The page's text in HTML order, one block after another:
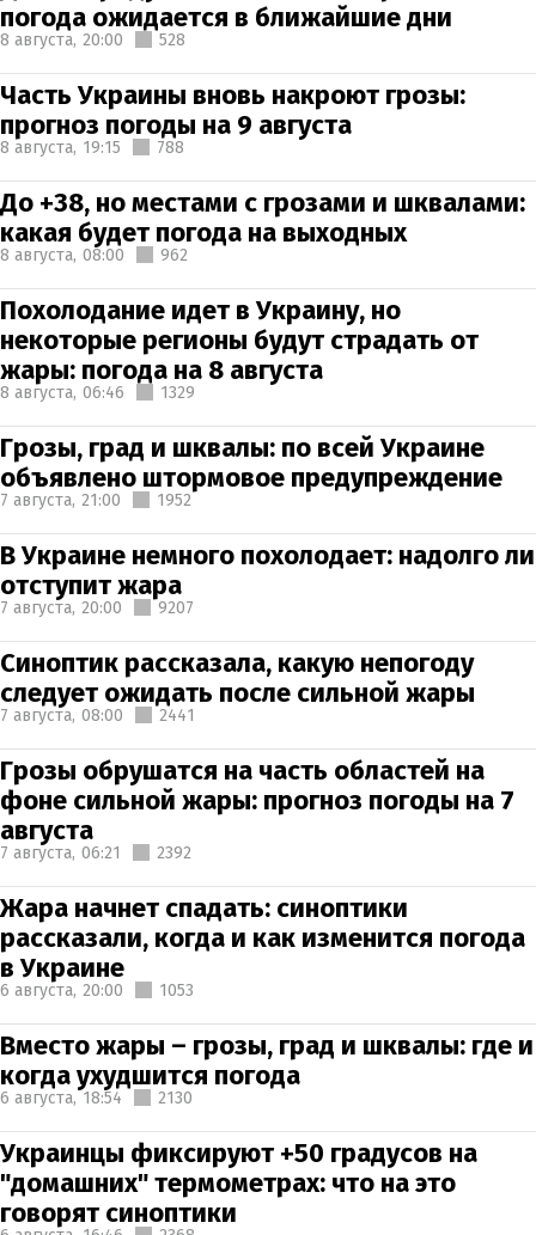
погода ожидается в ближайшие дни
8 августа, 20:00 528
Часть Украины вновь накроют грозы:
прогноз погоды на 9 августа
8 августа, 19:15 788
До +38, но местами с грозами и шквалами:
какая будет погода на выходных
8 августа, 08:00 962
Похолодание идет в Украину, но
некоторые регионы будут страдать от
жары: погода на 8 августа
8 августа, 06:46 1329
Грозы, град и шквалы: по всей Украине
объявлено штормовое предупреждение
7 августа, 21:00 1952
В Украине немного похолодает: надолго ли
отступит жара
7 августа, 20:00 9207
Синоптик рассказала, какую непогоду
следует ожидать после сильной жары
7 августа, 08:00 2441
Грозы обрушатся на часть областей на
фоне сильной жары: прогноз погоды на 7
августа
7 августа, 06:21 2392
Жара начнет спадать: синоптики
рассказали, когда и как изменится погода
в Украине
6 августа, 20:00 1053
Вместо жары – грозы, град и шквалы: где и
когда ухудшится погода
6 августа, 18:54 2130
Украинцы фиксируют +50 градусов на
"домашних" термометрах: что на это
говорят синоптики